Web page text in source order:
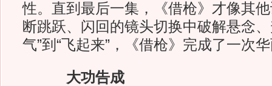
性。直到最后一集，《借枪》才像其
断跳跃、闪回的镜头切换中破解悬念
气”到“飞起来”，《借枪》完成了一次
大功告成